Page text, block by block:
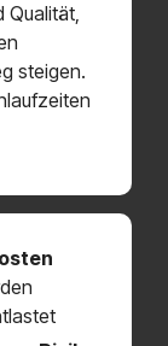
Qualität,
steigen.